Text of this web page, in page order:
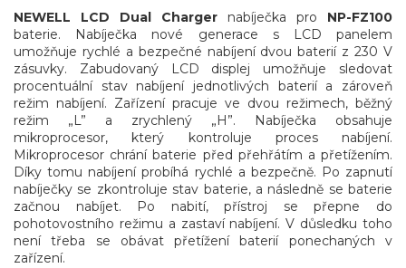
NEWELL LCD Dual Charger nabíječka pro NP-FZ100
baterie. Nabíječka nové generace s LCD panelem
umožňuje rychlé a bezpečné nabíjení dvou baterií z 230 V
zásuvky. Zabudovaný LCD displej umožňuje sledovat
procentuální stav nabíjení jednotlivých baterií a zároveň
režim nabíjení. Zařízení pracuje ve dvou režimech, běžný
režim „L” a zrychlený „H”. Nabíječka obsahuje
mikroprocesor, který kontroluje proces nabíjení.
Mikroprocesor chrání baterie před přehřátím a přetížením.
Díky tomu nabíjení probíhá rychlé a bezpečně. Po zapnutí
nabíječky se zkontroluje stav baterie, a následně se baterie
začnou nabíjet. Po nabití, přístroj se přepne do
pohotovostního režimu a zastaví nabíjení. V důsledku toho
není třeba se obávat přetížení baterií ponechaných v
zařízení.